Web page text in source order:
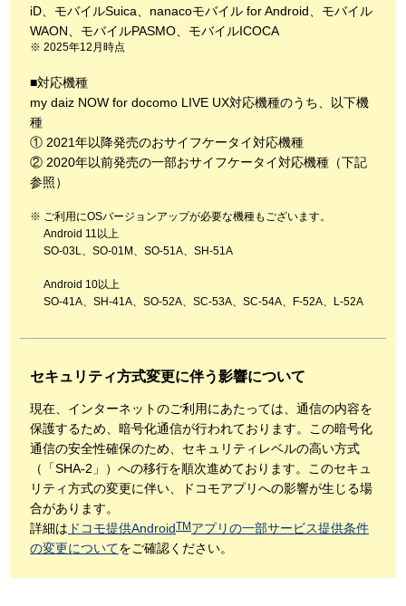
iD、モバイルSuica、nanacoモバイル for Android、モバイル
WAON、モバイルPASMO、モバイルICOCA
2025年12月時点
■対応機種
my daiz NOW for docomo LIVE UX対応機種のうち、以下機
種
① 2021年以降発売のおサイフケータイ対応機種
② 2020年以前発売の一部おサイフケータイ対応機種（下記
参照）
ご利用にOSバージョンアップが必要な機種もございます。
Android 11以上
SO-03L、SO-01M、SO-51A、SH-51A
Android 10以上
SO-41A、SH-41A、SO-52A、SC-53A、SC-54A、F-52A、L-52A
セキュリティ方式変更に伴う影響について
現在、インターネットのご利用にあたっては、通信の内容を
保護するため、暗号化通信が行われております。この暗号化
通信の安全性確保のため、セキュリティレベルの高い方式
（「SHA-2」）への移行を順次進めております。このセキュ
リティ方式の変更に伴い、ドコモアプリへの影響が生じる場
合があります。
詳細は ドコモ提供AndroidTM アプリの一部サービス提供条件
の変更についてをご確認ください。